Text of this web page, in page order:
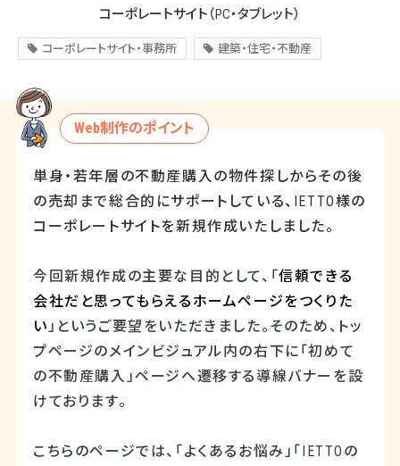
コーポレートサイト （PC・タブレット）
コーポレートサイト・事務所 建築・住宅・不動産
Web制作のポイント
単身・若年層の不動産購入の物件探しからその後
の売却まで総合的にサポートしている、 IETTO様の
コーポレートサイトを新規作成いたしました。
今回新規作成の主要な目的として、「信頼できる
会社だと思ってもらえるホームページをつくりた
い 」というご要望をいただきました。そのため、トッ
プページのメインビジュアル内の右下に「初めて
の不動産購入」ページへ遷移する導線バナーを設
けております。
こちらのページでは、「よくあるお悩み」「IETTO の